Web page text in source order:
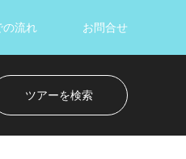
の流れ お問合せ